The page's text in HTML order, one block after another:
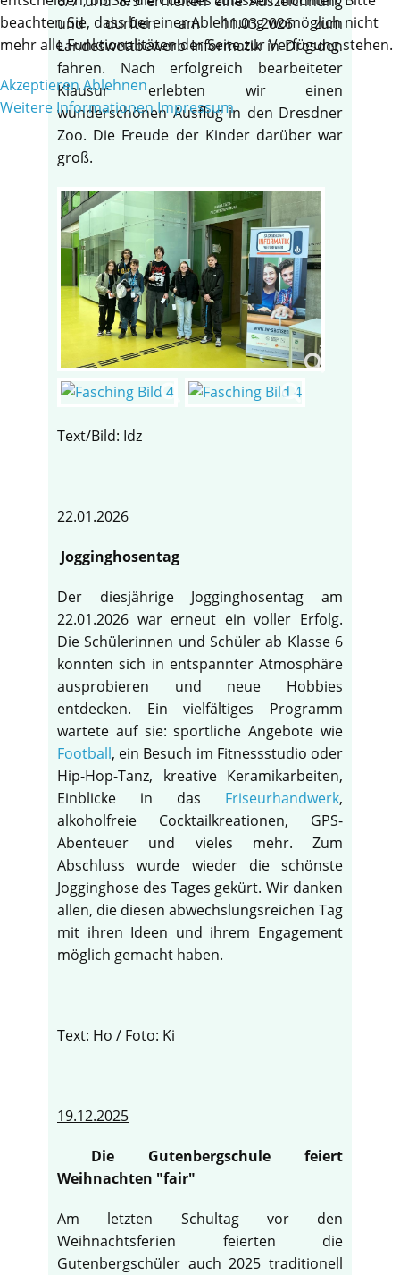
und durften am 11.03.2026 zum
Landeswettbewerb Informatik in Dresden
fahren. Nach erfolgreich bearbeiteter
Klausur erlebten wir einen
wunderschönen Ausflug in den Dresdner
Zoo. Die Freude der Kinder darüber war
groß.
Text/Bild: Idz
22.01.2026
Jogginghosentag
Der diesjährige Jogginghosentag am
22.01.2026 war erneut ein voller Erfolg.
Die Schülerinnen und Schüler ab Klasse 6
konnten sich in entspannter Atmosphäre
ausprobieren und neue Hobbies
entdecken. Ein vielfältiges Programm
wartete auf sie: sportliche Angebote wie
Football, ein Besuch im Fitnessstudio oder
Hip-Hop-Tanz, kreative Keramikarbeiten,
Einblicke in das Friseurhandwerk,
alkoholfreie Cocktailkreationen, GPS-
Abenteuer und vieles mehr. Zum
Abschluss wurde wieder die schönste
Jogginghose des Tages gekürt. Wir danken
allen, die diesen abwechslungsreichen Tag
mit ihren Ideen und ihrem Engagement
möglich gemacht haben.
Text: Ho / Foto: Ki
19.12.2025
Die Gutenbergschule feiert
Weihnachten "fair"
Am letzten Schultag vor den
Weihnachtsferien feierten die
Gutenbergschüler auch 2025 traditionell
beachten Sie, dass bei einer Ablehnung womöglich nicht
mehr alle Funktionalitäten der Seite zur Verfügung stehen.
AkzeptierenAblehnen
Weitere Informationen Impressum